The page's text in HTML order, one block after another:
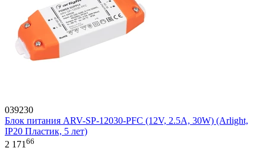
039230
Блок питания ARV-SP-12030-PFC (12V, 2.5A, 30W) (Arlight,
IP20 Пластик, 5 лет)
2 171 66